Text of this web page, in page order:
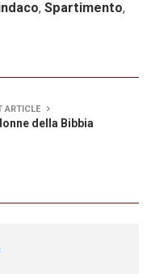
, Spartimento,
ARTICLE
della Bibbia